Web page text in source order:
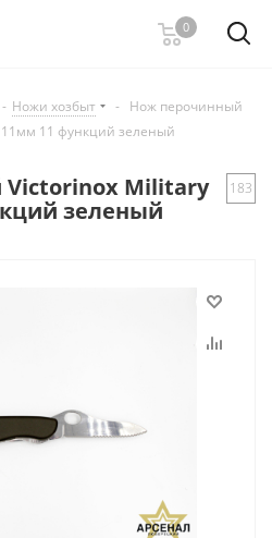
0
- Ножи хозбыт - Нож перочинный
11 функций зеленый
Military
зеленый
183